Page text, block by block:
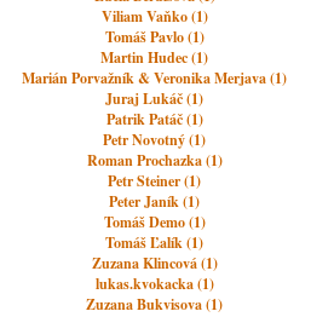
Viliam Vaňko (1)
Tomáš Pavlo (1)
Martin Hudec (1)
Marián Porvažník & Veronika Merjava (1)
Juraj Lukáč (1)
Patrik Patáč (1)
Petr Novotný (1)
Roman Prochazka (1)
Petr Steiner (1)
Peter Janík (1)
Tomáš Demo (1)
Tomáš Ľalík (1)
Zuzana Klincová (1)
lukas.kvokacka (1)
Zuzana Bukvisova (1)